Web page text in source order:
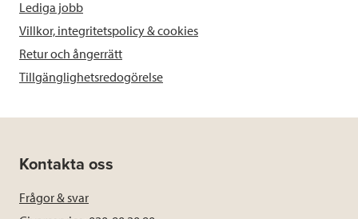
Lediga jobb
Villkor, integritetspolicy & cookies
Retur och ångerrätt
Tillgänglighetsredogörelse
Kontakta oss
Frågor & svar